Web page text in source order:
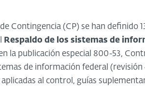
Contingencia (CP) se han definido
Respaldo de los sistemas de
la publicación especial 800-53,
de información federal (revisión
al control, guías